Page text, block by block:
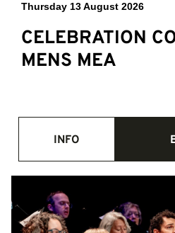
Thursday 13 August 2026
CELEBRATION
MENS MEA
INFO